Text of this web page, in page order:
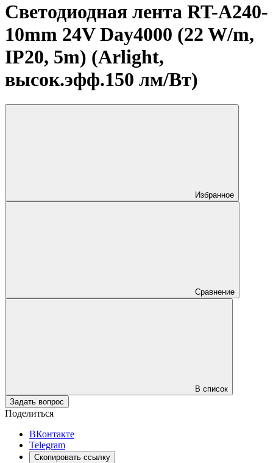
Светодиодная лента RT-A240-
10mm 24V Day4000 (22 W/m,
IP20, 5m) (Arlight,
высок.эфф.150 лм/Вт)
Избранное
Сравнение
В список
Задать вопрос
Поделиться
ВКонтакте
Telegram
Скопировать ссылку